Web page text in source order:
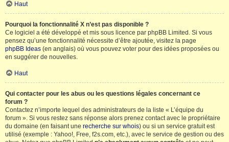
Haut
Pourquoi la fonctionnalité X n’est pas disponible ?
Ce logiciel a été développé et mis sous licence par phpBB Limited. Si vous
pensez qu’une fonctionnalité nécessite d’être ajoutée, visitez la page
phpBB Ideas (en anglais) où vous pouvez voter pour des idées proposées ou
en suggérer de nouvelles.
Haut
Qui contacter pour les abus ou les questions légales concernant ce
forum ?
Contactez n’importe lequel des administrateurs de la liste « L’équipe du
forum ». Si vous restez sans réponse alors prenez contact avec le propriétaire
du domaine (en faisant une recherche sur whois) ou si un service gratuit est
utilisé (exemple : Yahoo!, Free, f2s.com, etc.), avec le service de gestion ou des